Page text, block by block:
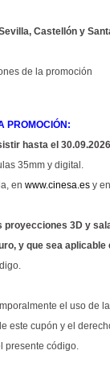
Castellón y
de la promoción
PROMOCIÓN:
hasta el
35mm y digital.
en www.cinesa.es y
proyecciones 3D y
y que sea
el uso de
este cupón y el
presente código.